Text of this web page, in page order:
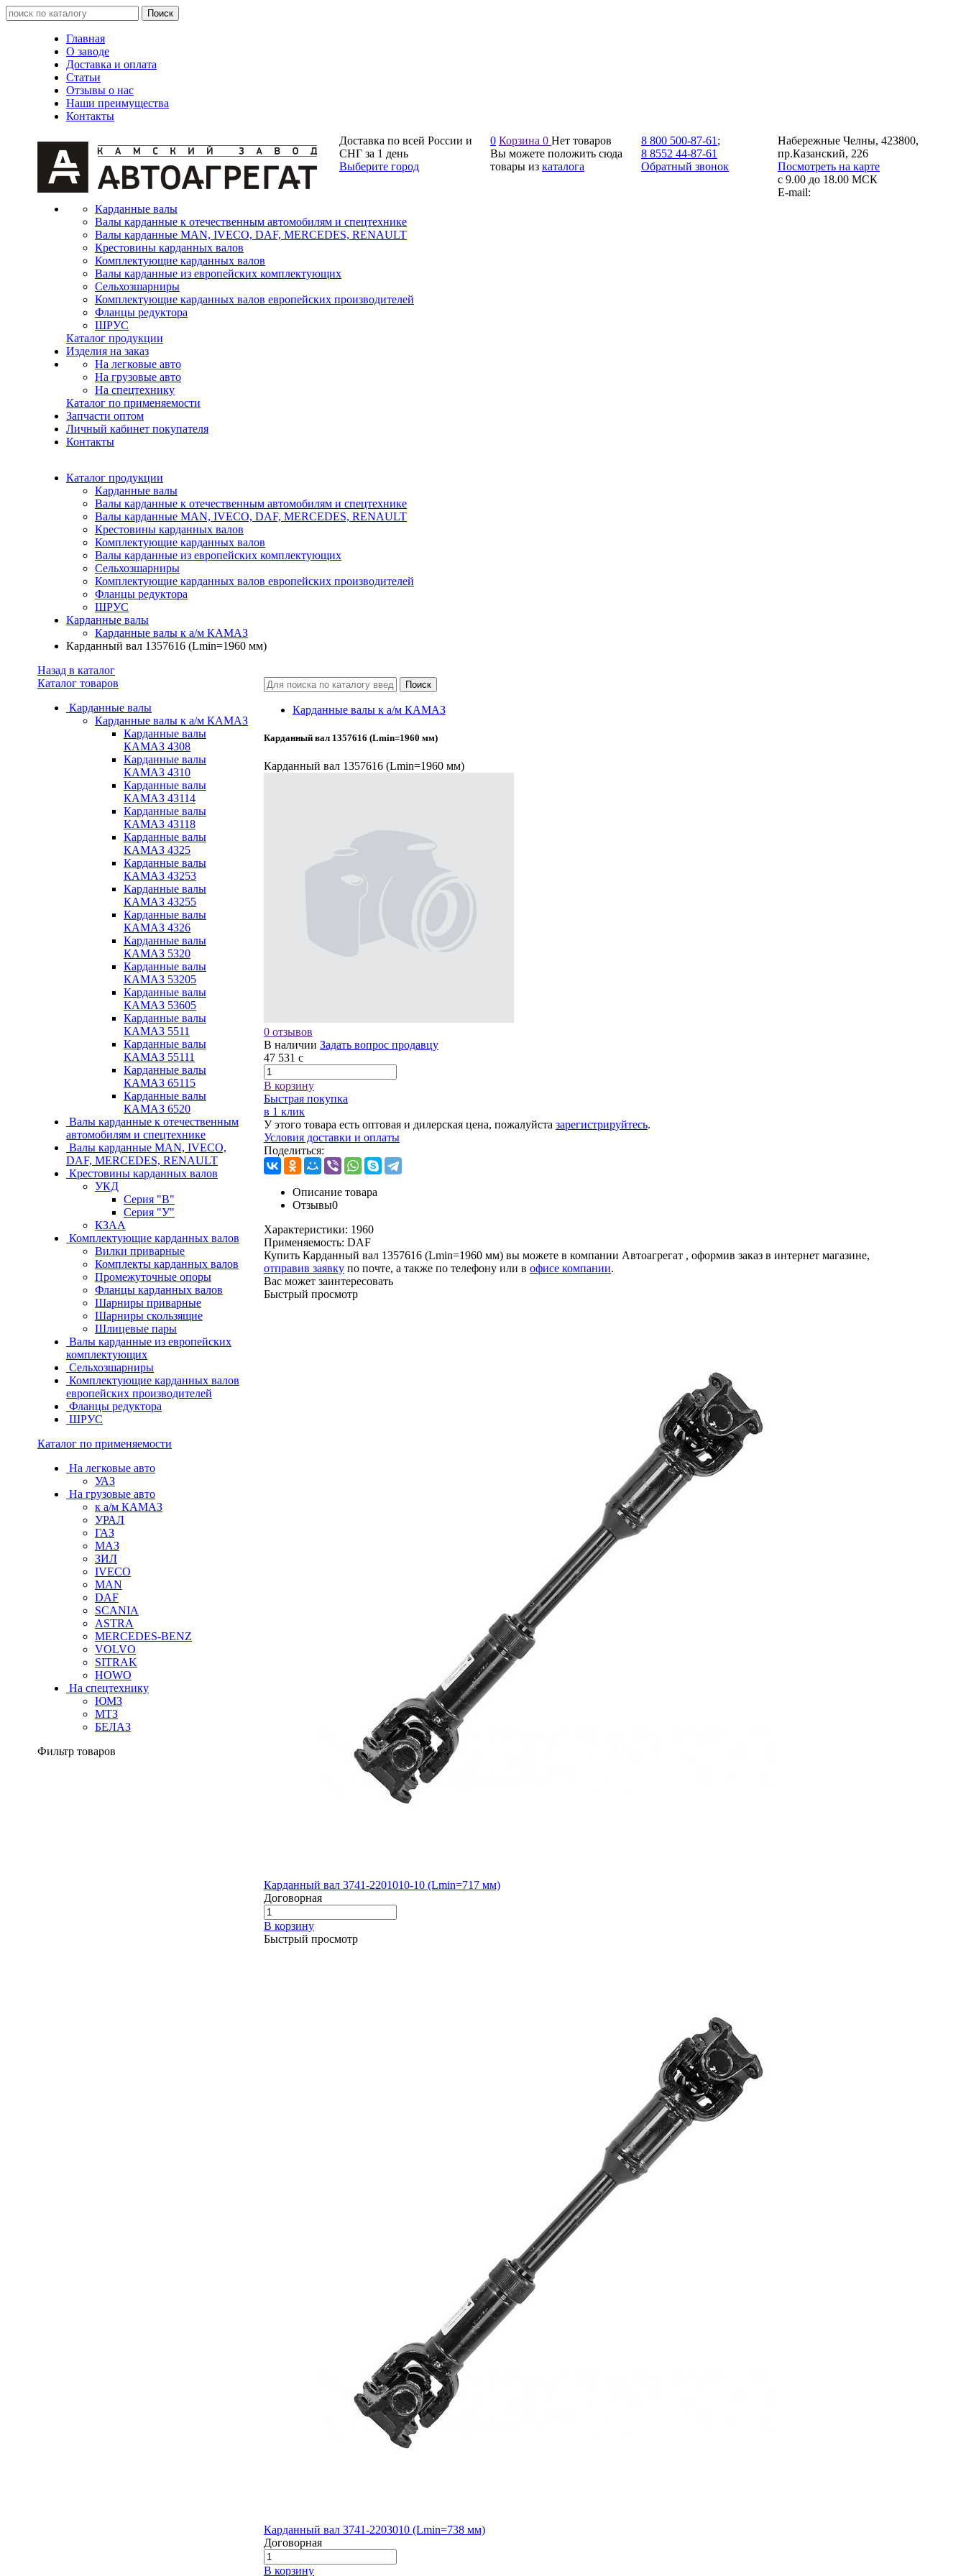
Главная
О заводе
Доставка и оплата
Статьи
Отзывы о нас
Наши преимущества
Контакты
Доставка по всей России и
СНГ за 1 день
Выберите город
0 Корзина 0 Нет товаров
Вы можете положить сюда
товары из каталога
8 800 500-87-61 ;
8 8552 44-87-61
Обратный звонок
Набережные Челны, 423800,
пр.Казанский, 226
Посмотреть на карте
с 9.00 до 18.00 МСК
E-mail:
Карданные валы
Валы карданные к отечественным автомобилям и спецтехнике
Валы карданные MAN, IVECO, DAF, MERCEDES, RENAULT
Крестовины карданных валов
Комплектующие карданных валов
Валы карданные из европейских комплектующих
Сельхозшарниры
Комплектующие карданных валов европейских производителей
Фланцы редуктора
ШРУС
Каталог продукции
Изделия на заказ
На легковые авто
На грузовые авто
На спецтехнику
Каталог по применяемости
Запчасти оптом
Личный кабинет покупателя
Контакты
Каталог продукции
Карданные валы
Валы карданные к отечественным автомобилям и спецтехнике
Валы карданные MAN, IVECO, DAF, MERCEDES, RENAULT
Крестовины карданных валов
Комплектующие карданных валов
Валы карданные из европейских комплектующих
Сельхозшарниры
Комплектующие карданных валов европейских производителей
Фланцы редуктора
ШРУС
Карданные валы
Карданные валы к а/м КАМАЗ
Карданный вал 1357616 (Lmin=1960 мм)
Назад в каталог
Каталог товаров
Карданные валы
Карданные валы к а/м КАМАЗ
Карданные валы
КАМАЗ 4308
Карданные валы
КАМАЗ 4310
Карданные валы
КАМАЗ 43114
Карданные валы
КАМАЗ 43118
Карданные валы
КАМАЗ 4325
Карданные валы
КАМАЗ 43253
Карданные валы
КАМАЗ 43255
Карданные валы
КАМАЗ 4326
Карданные валы
КАМАЗ 5320
Карданные валы
КАМАЗ 53205
Карданные валы
КАМАЗ 53605
Карданные валы
КАМАЗ 5511
Карданные валы
КАМАЗ 55111
Карданные валы
КАМАЗ 65115
Карданные валы
КАМАЗ 6520
Валы карданные к отечественным
автомобилям и спецтехнике
Валы карданные MAN, IVECO,
DAF, MERCEDES, RENAULT
Крестовины карданных валов
УКД
Серия "В"
Серия "У"
КЗАА
Комплектующие карданных валов
Вилки приварные
Комплекты карданных валов
Промежуточные опоры
Фланцы карданных валов
Шарниры приварные
Шарниры скользящие
Шлицевые пары
Валы карданные из европейских
комплектующих
Сельхозшарниры
Комплектующие карданных валов
европейских производителей
Фланцы редуктора
ШРУС
Каталог по применяемости
На легковые авто
УАЗ
На грузовые авто
к а/м КАМАЗ
УРАЛ
ГАЗ
МАЗ
ЗИЛ
IVECO
MAN
DAF
SCANIA
ASTRA
MERCEDES-BENZ
VOLVO
SITRAK
HOWO
На спецтехнику
ЮМЗ
МТЗ
БЕЛАЗ
Фильтр товаров
Карданные валы к а/м КАМАЗ
Карданный вал 1357616 (Lmin=1960 мм)
Карданный вал 1357616 (Lmin=1960 мм)
0 отзывов
В наличии Задать вопрос продавцу
47 531 c
В корзину
Быстрая покупка
в 1 клик
У этого товара есть оптовая и дилерская цена, пожалуйста зарегистрируйтесь.
Условия доставки и оплаты
Поделиться:
Описание товара
Отзывы0
Характеристики: 1960
Применяемость: DAF
Купить Карданный вал 1357616 (Lmin=1960 мм) вы можете в компании Автоагрегат , оформив заказ в интернет магазине,
отправив заявку по почте, а также по телефону или в офисе компании.
Вас может заинтересовать
Быстрый просмотр
Карданный вал 3741-2201010-10 (Lmin=717 мм)
Договорная
В корзину
Быстрый просмотр
Карданный вал 3741-2203010 (Lmin=738 мм)
Договорная
В корзину